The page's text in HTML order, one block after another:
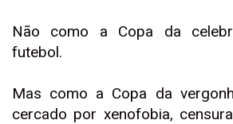
Não como a Copa da
futebol.
Mas como a Copa da
cercado por xenofobia,